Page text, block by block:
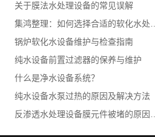
关于膜法水处理设备的常见误解
集鸿整理：如何
锅炉软化水设备维护与检查指南
纯水设备前置过滤器的保养与维护
什么是净水设备系统？
纯水设备水泵过热的原因及解决方法
反渗透水处理设